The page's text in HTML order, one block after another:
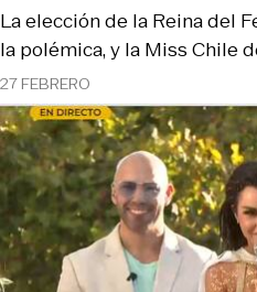
27 FEBRERO
La elección de la Reina del
la polémica, y la Miss Chile